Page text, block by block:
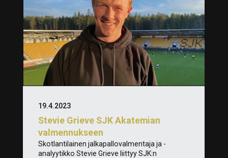
Stevie Grieve SJK Akatemian
valmennukseen
19.4.2023
Skotlantilainen jalkapallovalmentaja ja -
analyytikko Stevie Grieve liittyy SJK:n